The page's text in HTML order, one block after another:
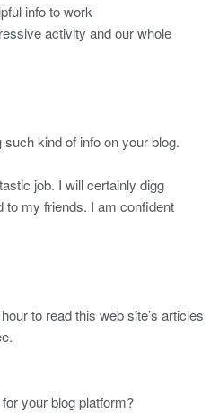
info to work
activity and our whole
kind of info on your blog.
job. I will certainly digg
to my friends. I am confident
to read this web site’s articles
your blog platform?